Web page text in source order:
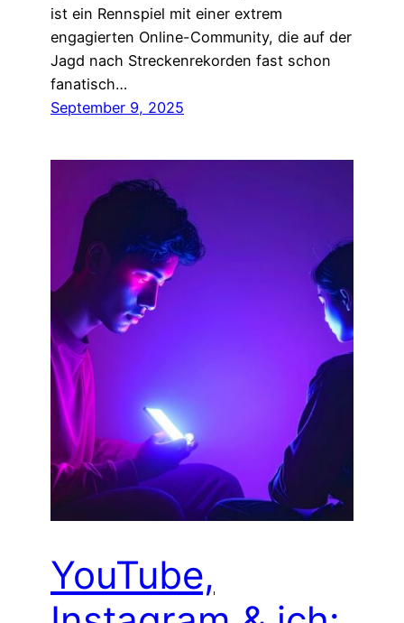
ist ein Rennspiel mit einer extrem
engagierten Online-Community, die auf der
Jagd nach Streckenrekorden fast schon
fanatisch…
September 9, 2025
YouTube,